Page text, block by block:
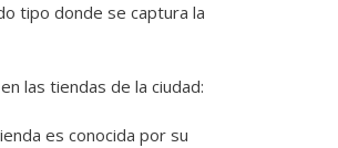
tipo donde se captura la
las tiendas de la ciudad:
es conocida por su